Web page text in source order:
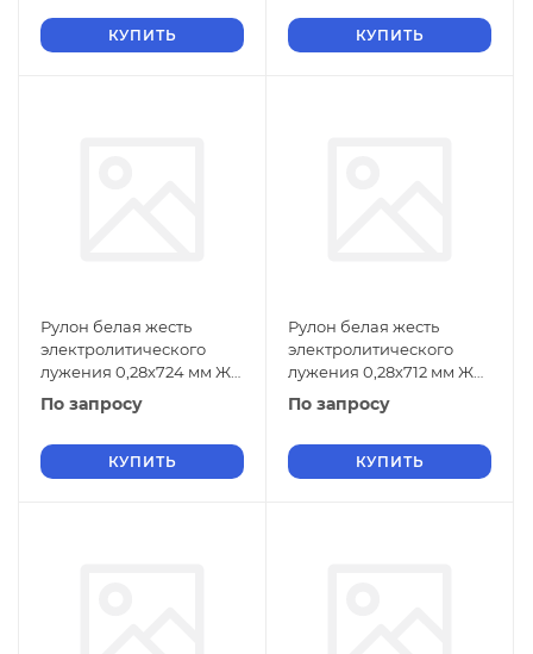
КУПИТЬ КУПИТЬ
Рулон белая жесть
электролитического
лужения 0,28х724 мм ЖК
ГОСТ Р 52204-2004
По запросу
КУПИТЬ
Рулон белая жесть
электролитического
лужения 0,28х712 мм ЖК
ГОСТ Р 52204-2004
По запросу
КУПИТЬ